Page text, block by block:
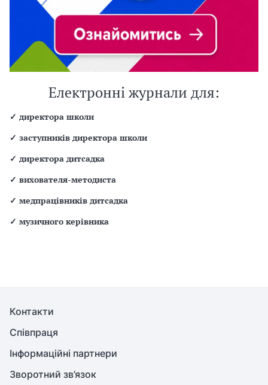
Електронні журнали для:
✓ директора школи
✓ заступників директора школи
✓ директора дитсадка
✓ вихователя-методиста
✓ медпрацівників дитсадка
✓ музичного керівника
Контакти
Співпраця
Інформаційні партнери
Зворотний зв’язок